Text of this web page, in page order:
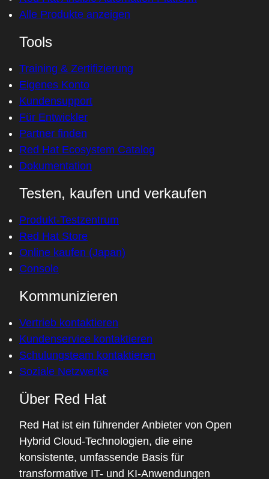
Alle Produkte anzeigen
Tools
Training & Zertifizierung
Eigenes Konto
Kundensupport
Für Entwickler
Partner finden
Red Hat Ecosystem Catalog
Dokumentation
Testen, kaufen und verkaufen
Produkt-Testzentrum
Red Hat Store
Online kaufen (Japan)
Console
Kommunizieren
Vertrieb kontaktieren
Kundenservice kontaktieren
Schulungsteam kontaktieren
Soziale Netzwerke
Über Red Hat
Red Hat ist ein führender Anbieter von Open
Hybrid Cloud-Technologien, die eine
konsistente, umfassende Basis für
transformative IT- und KI-Anwendungen